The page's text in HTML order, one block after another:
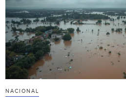
NACIONAL